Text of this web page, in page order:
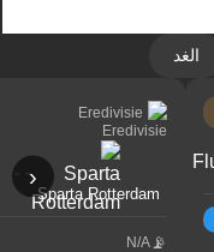
الغد
‹
Eredivisie
Sparta Rotterdam
- -
N/A